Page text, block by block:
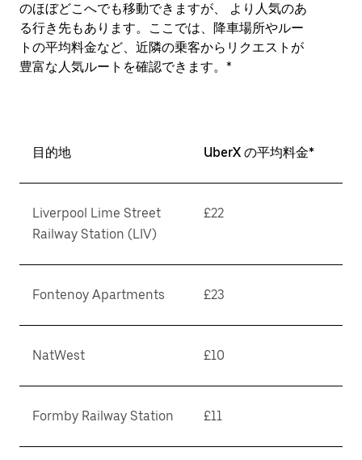
のほぼどこへでも移動できますが、 より人気のあ
る行き先もあります。ここでは、降車場所やルー
トの平均料金など、近隣の乗客からリクエストが
豊富な人気ルートを確認できます。*
目的地 UberX の平均料金*
Liverpool Lime Street
Railway Station (LIV)
£22
Fontenoy Apartments £23
NatWest £10
Formby Railway Station £11